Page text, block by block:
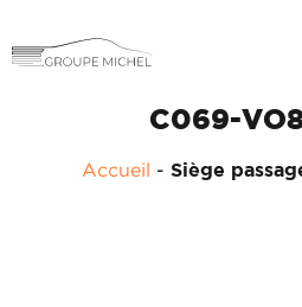
C069-
Accueil - Siège